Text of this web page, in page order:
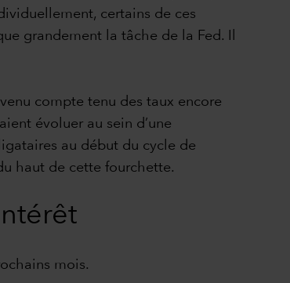
certains de ces
grandement la tâche de la Fed. Il
compte tenu des taux encore
évoluer au sein d’une
au début du cycle de
haut de cette fourchette.
mois.